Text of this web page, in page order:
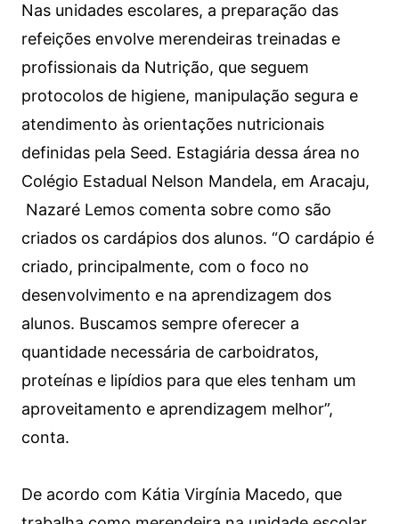
Nas unidades escolares, a preparação das
refeições envolve merendeiras treinadas e
profissionais da Nutrição, que seguem
protocolos de higiene, manipulação segura e
atendimento às orientações nutricionais
definidas pela Seed. Estagiária dessa área no
Colégio Estadual Nelson Mandela, em Aracaju,
Nazaré Lemos comenta sobre como são
criados os cardápios dos alunos. “O cardápio é
criado, principalmente, com o foco no
desenvolvimento e na aprendizagem dos
alunos. Buscamos sempre oferecer a
quantidade necessária de carboidratos,
proteínas e lipídios para que eles tenham um
aproveitamento e aprendizagem melhor”,
conta.
De acordo com Kátia Virgínia Macedo, que